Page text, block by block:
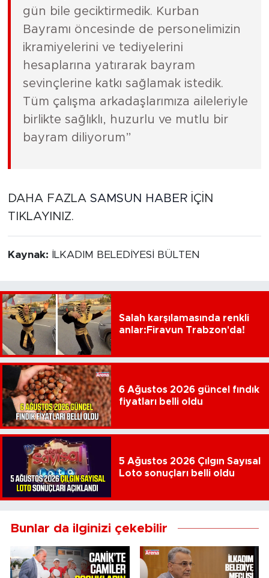
gün bile geciktirmedik. Kurban
Bayramı öncesinde de personelimizin
ikramiyelerini ve tediyelerini
hesaplarına yatırarak bayram
sevinçlerine katkı sağlamak istedik.
Tüm çalışma arkadaşlarımıza aileleriyle
birlikte sağlıklı, huzurlu ve mutlu bir
bayram diliyorum”
DAHA FAZLA SAMSUN HABERİÇİN
TIKLAYINIZ.
Kaynak: İLKADIM BELEDİYESİ BÜLTEN
Salah karşılamasında renkli
anlar:Firavun Trabzon'da!
6 Ağustos 2026 güncel fındık
fiyatları belli oldu
5 Ağustos 2026 Çılgın Sayısal
Loto sonuçları belli oldu
Bunlar da ilginizi çekebilir